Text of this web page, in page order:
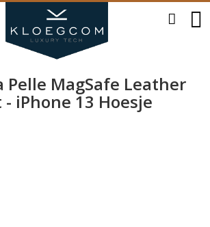
Pelle MagSafe Leather
- iPhone 13 Hoesje